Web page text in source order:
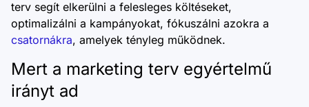
terv segít elkerülni a felesleges költéseket,
optimalizálni a kampányokat, fókuszálni azokra a
csatornákra, amelyek tényleg működnek.
Mert a marketing terv egyértelmű
irányt ad